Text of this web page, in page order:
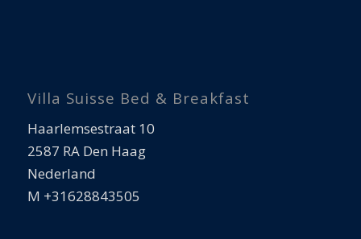
Villa Suisse Bed & Breakfast
Haarlemsestraat 10
2587 RA Den Haag
Nederland
M +31628843505